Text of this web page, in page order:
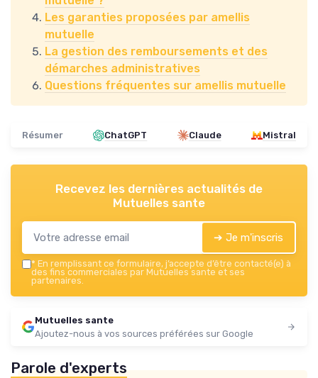
Les garanties proposées par amellis
mutuelle
La gestion des remboursements et des
démarches administratives
Questions fréquentes sur amellis mutuelle
Résumer ChatGPT Claude Mistral
Recevez les dernières actualités de
Mutuelles sante
➔ Je m'inscris
* En remplissant ce formulaire, j’accepte d’être contacté(e) à
des fins commerciales par Mutuelles sante et ses
partenaires.
Mutuelles sante
Ajoutez-nous à vos sources préférées sur Google
Parole d'experts